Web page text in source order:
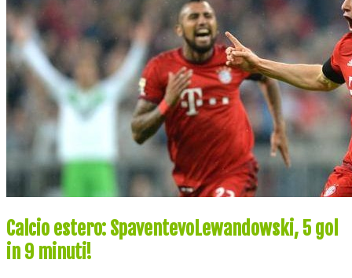
Calcio estero: SpaventevoLewandowski, 5 gol
in 9 minuti!